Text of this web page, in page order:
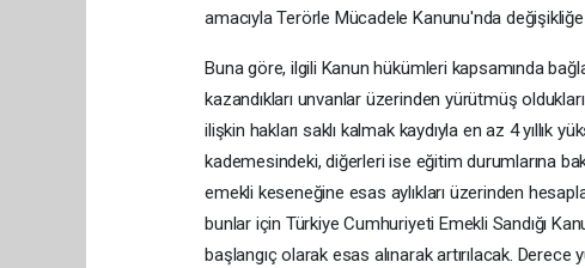
amacıyla Terörle Mücadele Kanunu'nda
Buna göre, ilgili Kanun hükümleri kapsamında
kazandıkları unvanlar üzerinden yürütmüş
ilişkin hakları saklı kalmak kaydıyla en az 4
kademesindeki, diğerleri ise eğitim durumlarına
emekli keseneğine esas aylıkları üzerinden
bunlar için Türkiye Cumhuriyeti Emekli Sandığı
başlangıç olarak esas alınarak artırılacak.